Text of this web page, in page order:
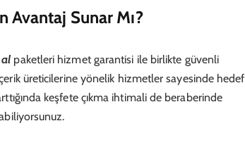
Avantaj Sunar Mı?
al paketleri hizmet garantisi ile birlikte güvenli
üreticilerine yönelik hizmetler sayesinde hedef
keşfete çıkma ihtimali de beraberinde